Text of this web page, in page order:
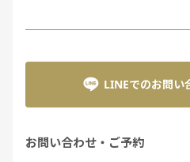
LINEでのお問い
お問い合わせ・ご予約